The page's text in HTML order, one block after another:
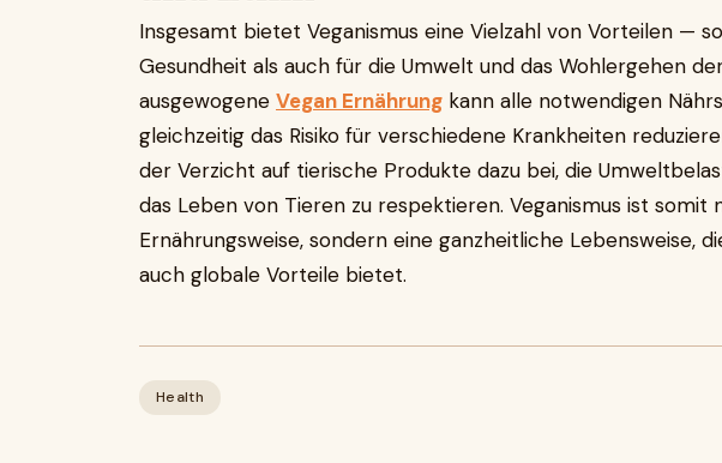
Insgesamt bietet Veganismus eine Vielzahl von Vorteilen —
Gesundheit als auch für die Umwelt und das Wohlergehen
ausgewogene Vegan Ernährung kann alle notwendigen
gleichzeitig das Risiko für verschiedene Krankheiten
der Verzicht auf tierische Produkte dazu bei, die
das Leben von Tieren zu respektieren. Veganismus ist somit
Ernährungsweise, sondern eine ganzheitliche Lebensweise,
auch globale Vorteile bietet.
Health